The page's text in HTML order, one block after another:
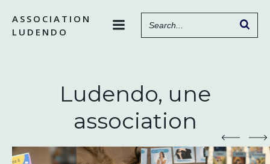
contenu
ASSOCIATION
LUDENDO
Ludendo, une
association